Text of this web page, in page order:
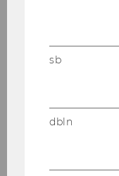
Teaching and
only be re-
tenure track
Qualified
strongly
position.
- Conduct
sb
dbln